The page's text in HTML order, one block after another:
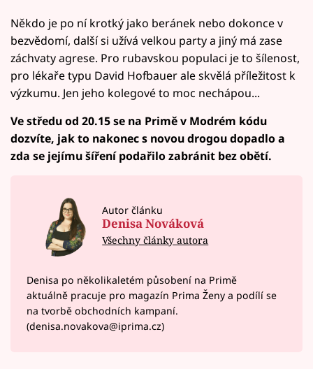
Sledujte nás
Někdo je po ní krotký jako beránek nebo dokonce v
bezvědomí, další si užívá velkou party a jiný má zase
záchvaty agrese. Pro rubavskou populaci je to šílenost,
pro lékaře typu David Hofbauer ale skvělá příležitost k
výzkumu. Jen jeho kolegové to moc nechápou...
Ve středu od 20.15 se na Primě v Modrém kódu
dozvíte, jak to nakonec s novou drogou dopadlo a
zda se jejímu šíření podařilo zabránit bez obětí.
Autor článku
Denisa Nováková
Všechny články autora
Denisa po několikaletém působení na Primě
aktuálně pracuje pro magazín Prima Ženy a podílí se
na tvorbě obchodních kampaní.
(denisa.novakova@iprima.cz)